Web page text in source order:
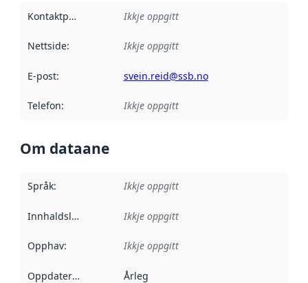
Kontaktpunkt Ikkje oppgitt
Nettside: Ikkje oppgitt
E-post: svein.reid@ssb.no
Telefon: Ikkje oppgitt
Om dataane
Språk: Ikkje oppgitt
Innhaldsleverandørar :
Ikkje oppgitt
Opphav: Ikkje oppgitt
Oppdateringsfrekvens :
Årleg